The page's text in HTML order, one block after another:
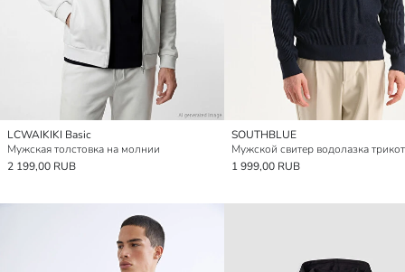
LCWAIKIKI Basic
Мужская толстовка на молнии
2 199,00 RUB
SOUTHBLUE
Мужской свитер водолазка
1 999,00 RUB